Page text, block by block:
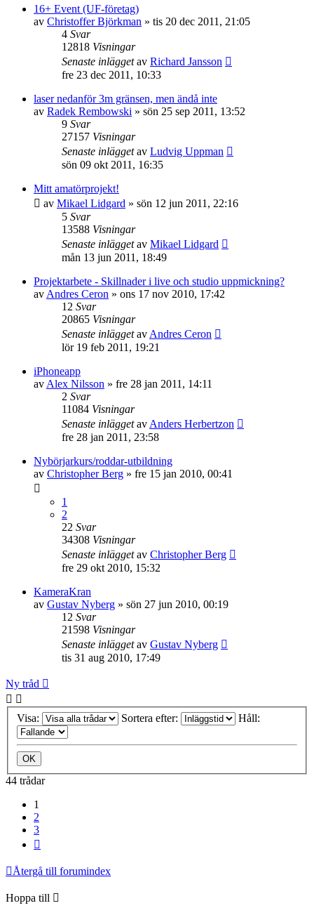
16+ Event (UF-företag)
av Christoffer Björkman » tis 20 dec 2011, 21:05
4 Svar
12818 Visningar
Senaste inläggetav Richard Jansson
fre 23 dec 2011, 10:33
laser nedanför 3m gränsen, men ändå inte
av Radek Rembowski » sön 25 sep 2011, 13:52
9 Svar
27157 Visningar
Senaste inläggetav Ludvig Uppman
sön 09 okt 2011, 16:35
Mitt amatörprojekt!
av Mikael Lidgard » sön 12 jun 2011, 22:16
5 Svar
13588 Visningar
Senaste inläggetav Mikael Lidgard
mån 13 jun 2011, 18:49
Projektarbete - Skillnader i live och studio uppmickning?
av Andres Ceron » ons 17 nov 2010, 17:42
12 Svar
20865 Visningar
Senaste inläggetav Andres Ceron
lör 19 feb 2011, 19:21
iPhoneapp
av Alex Nilsson » fre 28 jan 2011, 14:11
2 Svar
11084 Visningar
Senaste inläggetav Anders Herbertzon
fre 28 jan 2011, 23:58
Nybörjarkurs/roddar-utbildning
av Christopher Berg » fre 15 jan 2010, 00:41
1
2
22 Svar
34308 Visningar
Senaste inläggetav Christopher Berg
fre 29 okt 2010, 15:32
KameraKran
av Gustav Nyberg » sön 27 jun 2010, 00:19
12 Svar
21598 Visningar
Senaste inläggetav Gustav Nyberg
tis 31 aug 2010, 17:49
Ny tråd
Visa: Sortera efter: Håll:
44 trådar
1
2
3
Återgå till forumindex
Hoppa till